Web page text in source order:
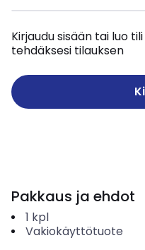
Kirjaudu sisään tai luo
tehdäksesi tilauksen
Pakkaus ja ehdot
1 kpl
Vakiokäyttötuote